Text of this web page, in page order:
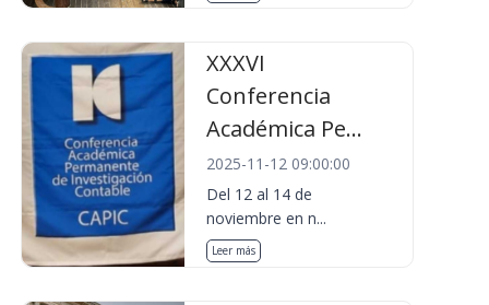
XXXVI
Conferencia
Académica Pe...
2025-11-12 09:00:00
Del 12 al 14 de
noviembre en n...
Leer más